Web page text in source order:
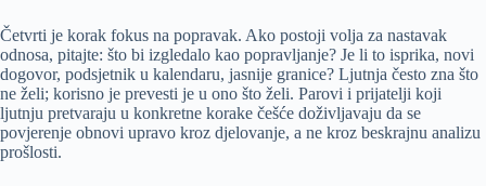
Četvrti je korak fokus na popravak. Ako postoji volja za nastavak
odnosa, pitajte: što bi izgledalo kao popravljanje? Je li to isprika, novi
dogovor, podsjetnik u kalendaru, jasnije granice? Ljutnja često zna što
ne želi; korisno je prevesti je u ono što želi. Parovi i prijatelji koji
ljutnju pretvaraju u konkretne korake češće doživljavaju da se
povjerenje obnovi upravo kroz djelovanje, a ne kroz beskrajnu analizu
prošlosti.